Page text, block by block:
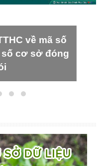
về mã số
cơ sở đóng